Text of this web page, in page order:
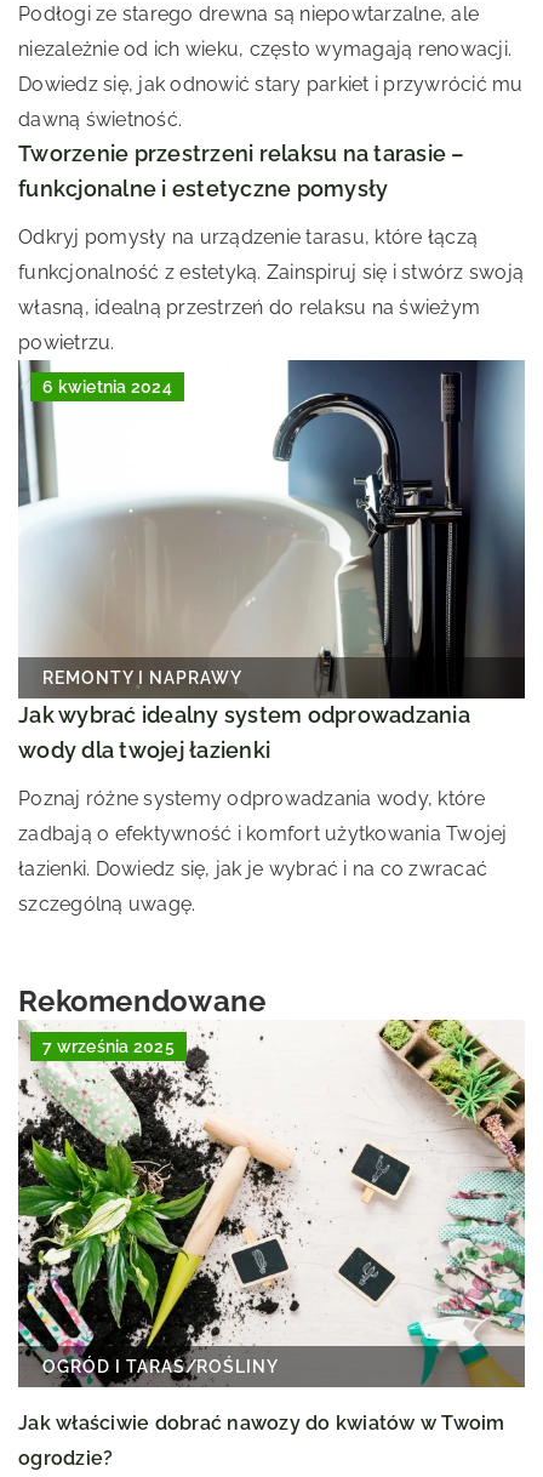
Podłogi ze starego drewna są niepowtarzalne, ale
niezależnie od ich wieku, często wymagają renowacji.
Dowiedz się, jak odnowić stary parkiet i przywrócić mu
dawną świetność.
Tworzenie przestrzeni relaksu na tarasie –
funkcjonalne i estetyczne pomysły
Odkryj pomysły na urządzenie tarasu, które łączą
funkcjonalność z estetyką. Zainspiruj się i stwórz swoją
własną, idealną przestrzeń do relaksu na świeżym
powietrzu.
6 kwietnia 2024
REMONTY I NAPRAWY
Jak wybrać idealny system odprowadzania
wody dla twojej łazienki
Poznaj różne systemy odprowadzania wody, które
zadbają o efektywność i komfort użytkowania Twojej
łazienki. Dowiedz się, jak je wybrać i na co zwracać
szczególną uwagę.
Rekomendowane
7 września 2025
OGRÓD I TARAS/ROŚLINY
Jak właściwie dobrać nawozy do kwiatów w Twoim
ogrodzie?